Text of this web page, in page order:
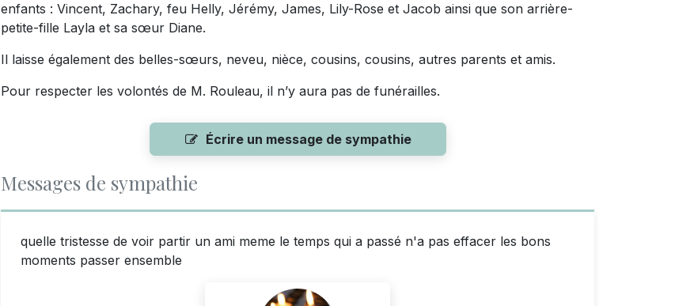
enfants : Vincent, Zachary, feu Helly, Jérémy, James, Lily-Rose et Jacob ainsi que son arrière-
petite-fille Layla et sa sœur Diane.
Il laisse également des belles-sœurs, neveu, nièce, cousins, cousins, autres parents et amis.
Pour respecter les volontés de M. Rouleau, il n’y aura pas de funérailles.
Écrire un message de sympathie
Messages de sympathie
quelle tristesse de voir partir un ami meme le temps qui a passé n'a pas effacer les bons
moments passer ensemble